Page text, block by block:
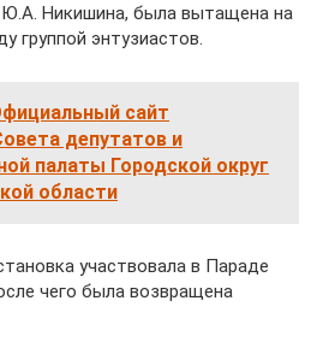
Никишина, была вытащена на
группой энтузиастов.
сайт
депутатов и
палаты Городской округ
области
участвовала в Параде
чего была возвращена